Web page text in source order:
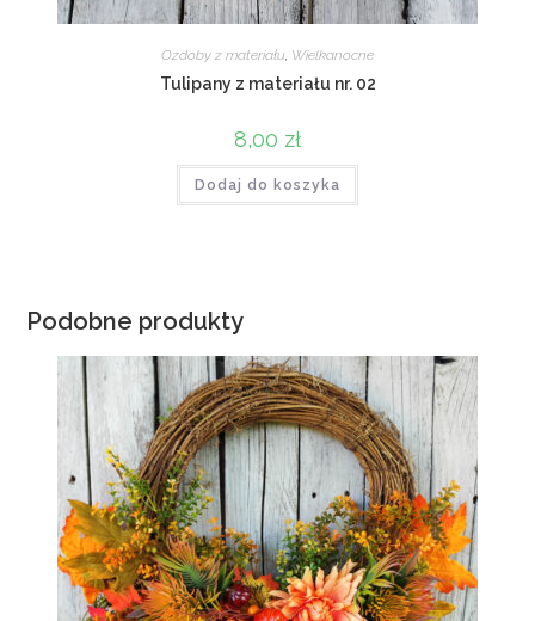
Ozdoby z materiału, Wielkanocne
Tulipany z materiału nr. 02
8,00 zł
Dodaj do koszyka
Podobne produkty